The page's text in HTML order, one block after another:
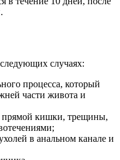
случаях:
процесса, который
части живота и
прямой кишки, трещины,
в анальном канале и